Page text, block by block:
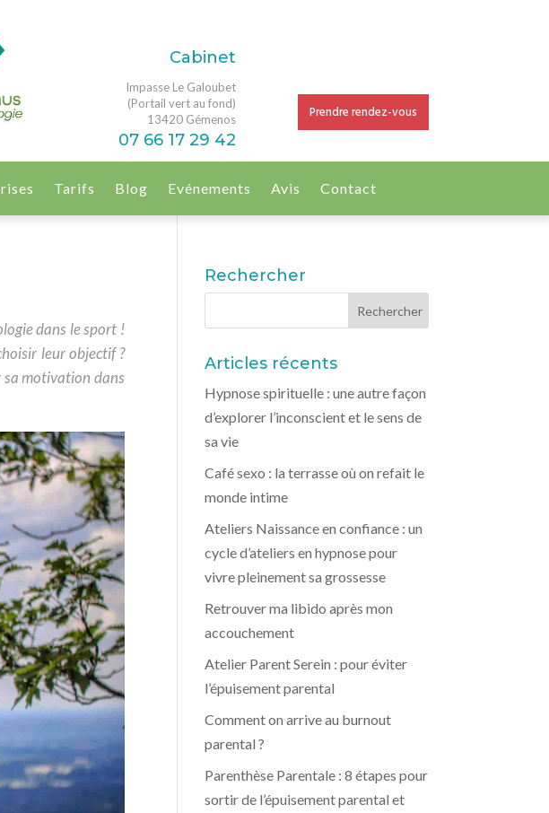
Cabinet
Impasse Le Galoubet
(Portail vert au fond)
13420 Gémenos
07 66 17 29 42
Prendre rendez-vous
Tarifs Blog Evénements Avis Contact
dans le sport !
leur objectif ?
sa motivation dans
Rechercher
Articles récents
Hypnose spirituelle : une autre façon
d’explorer l’inconscient et le sens de
sa vie
Café sexo : la terrasse où on refait le
monde intime
Ateliers Naissance en confiance : un
cycle d’ateliers en hypnose pour
vivre pleinement sa grossesse
Retrouver ma libido après mon
accouchement
Atelier Parent Serein : pour éviter
l’épuisement parental
Comment on arrive au burnout
parental ?
Parenthèse Parentale : 8 étapes pour
sortir de l’épuisement parental et